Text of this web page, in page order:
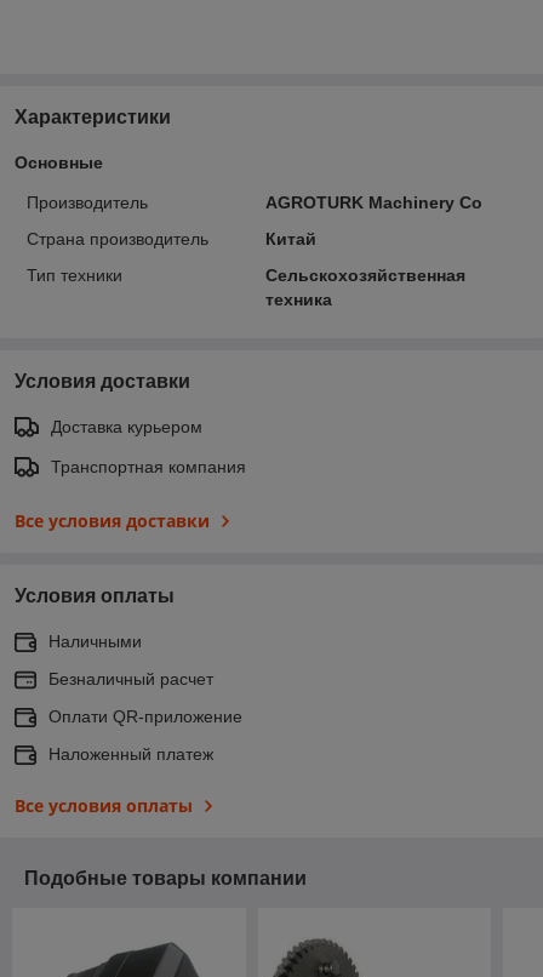
Характеристики
Основные
Производитель
AGROTURK Machinery Co
Страна производитель
Китай
Тип техники
Сельскохозяйственная
техника
Условия доставки
Доставка курьером
Транспортная компания
Все условия доставки
Условия оплаты
Наличными
Безналичный расчет
Оплати QR-приложение
Наложенный платеж
Все условия оплаты
Подобные товары компании